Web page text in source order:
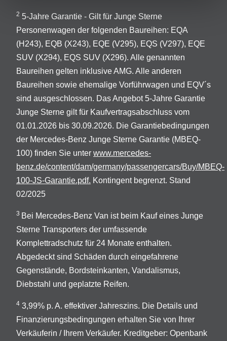
2 5-Jahre Garantie - Gilt für Junge Sterne
Personenwagen der folgenden Baureihen: EQA
(H243), EQB (X243), EQE (V295), EQS (V297), EQE
SUV (X294), EQS SUV (X296). Alle genannten
Baureihen gelten inklusive AMG. Alle anderen
Baureihen sowie ehemalige Vorführwagen und EQV´s
sind ausgeschlossen. Das Angebot 5-Jahre Garantie
Junge Sterne gilt für Kaufvertragsabschluss vom
01.01.2026 bis 30.09.2026. Die Garantiebedingungen
der Mercedes-Benz Junge Sterne Garantie (MBEQ-
100) finden Sie unter www.mercedes-
benz.de/content/dam/germany/passengercars/Buy/MBEQ-
100-JS-Garantie.pdf. Kontingent begrenzt. Stand
02/2025
3 Bei Mercedes-Benz Van ist beim Kauf eines Junge
Sterne Transporters der umfassende
Komplettradschutz für 24 Monate enthalten.
Abgedeckt sind Schäden durch eingefahrene
Gegenstände, Bordsteinkanten, Vandalismus,
Diebstahl und geplatzte Reifen.
4 3,99% p. A. effektiver Jahreszins. Die Details und
Finanzierungsbedingungen erhalten Sie von Ihrer
Verkäuferin / Ihrem Verkäufer. Kreditgeber: Openbank